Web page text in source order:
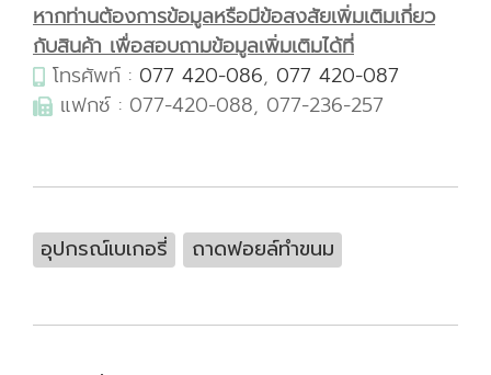
หากท่านต้องการข้อมูลหรือมีข้อสงสัยเพิ่มเติมเกี่ยว
กับสินค้า เพื่อสอบถามข้อมูลเพิ่มเติมได้ที่
โทรศัพท์ : 077 420-086, 077 420-087
แฟกซ์ : 077-420-088, 077-236-257
อุปกรณ์เบเกอรี่ ถาดฟอยล์ทำขนม